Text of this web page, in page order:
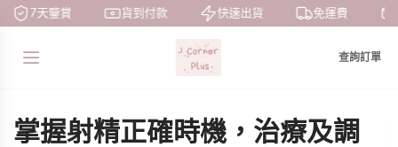
7天鑒賞 貨到付款 快速出貨 免運費
查詢訂單
掌握射精正確時機，治療及調